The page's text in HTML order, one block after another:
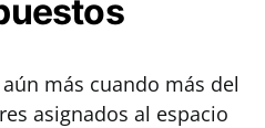
más cuando más del
asignados al espacio